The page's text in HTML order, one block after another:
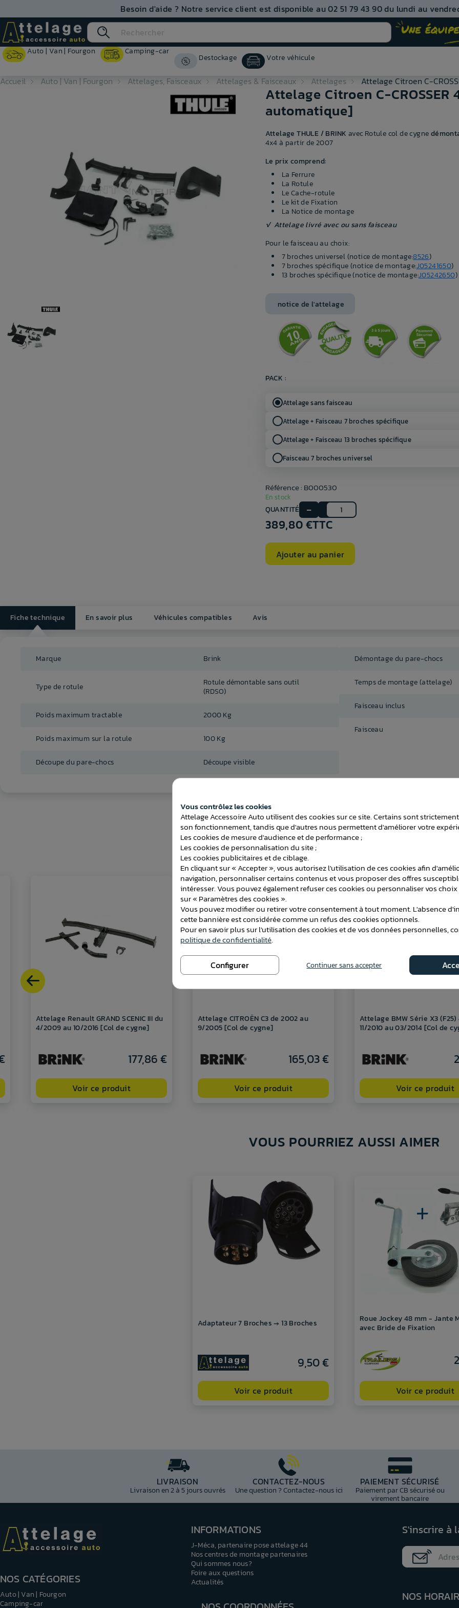
Besoin d'aide ? Notre service client est disponible au 02 51 79 43 90 du lundi au
Auto | Van | Fourgon Camping-car
Destockage Votre véhicule
Accueil Auto | Van | Fourgon Attelages, Faisceaux Attelages & Faisceaux Attelages Attelage Citroen C-
Attelage Citroen C-
automatique]
Attelage THULE / BRINK avec Rotule col de cygne
4x4 à partir de 2007
Le prix comprend:
La Ferrure
La Rotule
Le Cache-rotule
Le kit de Fixation
La Notice de montage
√ Attelage livré avec ou sans faisceau
Pour le faisceau au choix:
7 broches universel (notice de montage:8526)
7 broches spécifique (notice de montage:J05241650)
13 broches spécifique (notice de montage:J05242650)
notice de l'attelage
PACK :
Attelage sans faisceau
Attelage + Faisceau 7 broches spécifique
Attelage + Faisceau 13 broches spécifique
Faisceau 7 broches universel
QUANTITÉ
En stock
Référence : B000530
389,80 €TTC
Ajouter au panier
Fiche technique En savoir plus Véhicules compatibles Avis
Marque Brink
Type de rotule
Rotule démontable sans outil
(RDSO)
Poids maximum tractable 2000 Kg
Poids maximum sur la rotule 100 Kg
Découpe du pare-chocs Découpe visible
Démontage du pare-chocs
Temps de montage (attelage)
Faisceau inclus
Faisceau
ATTELAGES
Attelage Renault GRAND SCENIC III du
4/2009 au 10/2016 [Col de cygne]
177,86 €
Voir ce produit
Attelage CITROËN C3 de 2002 au
9/2005 [Col de cygne]
165,03 €
Voir ce produit
Attelage BMW Série X3
11/2010 au 03/2014 [Col de
Voir ce produit
VOUS POURRIEZ AUSSI AIMER
Adaptateur 7 Broches → 13 Broches
9,50 €
Voir ce produit
Roue Jockey 48 mm - Jante
avec Bride de Fixation
Voir ce produit
LIVRAISON
Livraison en 2 à 5 jours ouvrés
CONTACTEZ-NOUS
Une question ? Contactez-nous ici
PAIEMENT SÉCURISÉ
Paiement par CB sécurisé ou
virement bancaire
NOS CATÉGORIES
Auto | Van | Fourgon
Camping-car
INFORMATIONS
J-Méca, partenaire pose attelage 44
Nos centres de montage partenaires
Qui sommes nous?
Foire aux questions
Actualités
S'inscrire à
NOS
Vous contrôlez les cookies
Attelage Accessoire Auto utilisent des cookies sur ce site. Certains sont
son fonctionnement, tandis que d'autres nous permettent d'améliorer votre
Les cookies de mesure d'audience et de performance ;
Les cookies de personnalisation du site ;
Les cookies publicitaires et de ciblage.
En cliquant sur « Accepter », vous autorisez l'utilisation de ces cookies afin
navigation, personnaliser certains contenus et vous proposer des offres
intéresser. Vous pouvez également refuser ces cookies ou personnaliser vos
sur « Paramètres des cookies ».
Vous pouvez modifier ou retirer votre consentement à tout moment. L'absence
cette bannière est considérée comme un refus des cookies optionnels.
Pour en savoir plus sur l'utilisation des cookies et de vos données personnelles,
politique de confidentialité.
Configurer Continuer sans accepter